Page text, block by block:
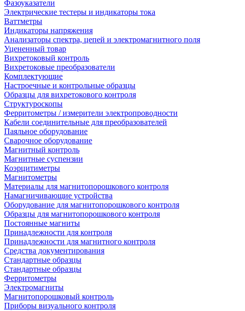
Фазоуказатели
Электрические тестеры и индикаторы тока
Ваттметры
Индикаторы напряжения
Анализаторы спектра, цепей и электромагнитного поля
Уцененный товар
Вихретоковый контроль
Вихретоковые преобразователи
Комплектующие
Настроечные и контрольные образцы
Образцы для вихретокового контроля
Структуроскопы
Ферритометры / измерители электропроводности
Кабели соединительные для преобразователей
Паяльное оборудование
Сварочное оборудование
Магнитный контроль
Магнитные суспензии
Коэрцитиметры
Магнитометры
Материалы для магнитопорошкового контроля
Намагничивающие устройства
Оборудование для магнитопорошкового контроля
Образцы для магнитопорошкового контроля
Постоянные магниты
Принадлежности для контроля
Принадлежности для магнитного контроля
Средства документирования
Стандартные образцы
Стандартные образцы
Ферритометры
Электромагниты
Магнитопорошковый контроль
Приборы визуального контроля